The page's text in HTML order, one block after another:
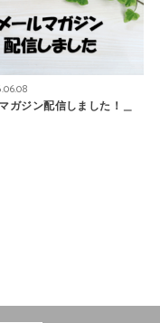
ガジン配信しました！＿